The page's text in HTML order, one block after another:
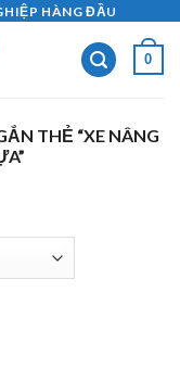
HÀNG ĐẦU
0
THẺ “XE NÂNG